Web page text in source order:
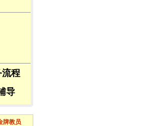
流程
导
牌教员